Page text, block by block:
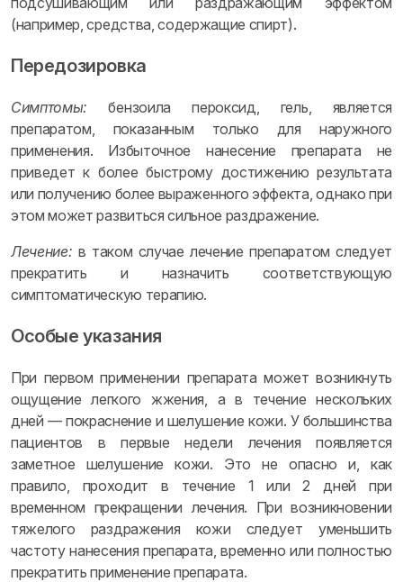
(например, средства, содержащие спирт).
Передозировка
Симптомы: бензоила пероксид, гель, является
препаратом, показанным только для наружного
применения. Избыточное нанесение препарата не
приведет к более быстрому достижению результата
или получению более выраженного эффекта, однако при
этом может развиться сильное раздражение.
Лечение: в таком случае лечение препаратом следует
прекратить и назначить соответствующую
симптоматическую терапию.
Особые указания
При первом применении препарата может возникнуть
ощущение легкого жжения, а в течение нескольких
дней — покраснение и шелушение кожи. У большинства
пациентов в первые недели лечения появляется
заметное шелушение кожи. Это не опасно и, как
правило, проходит в течение 1 или 2 дней при
временном прекращении лечения. При возникновении
тяжелого раздражения кожи следует уменьшить
частоту нанесения препарата, временно или полностью
прекратить применение препарата.